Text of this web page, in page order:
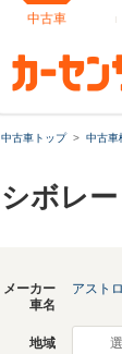
中古車
中古車トップ 中古車
シボレ
メーカー
車名
アストロ
地域